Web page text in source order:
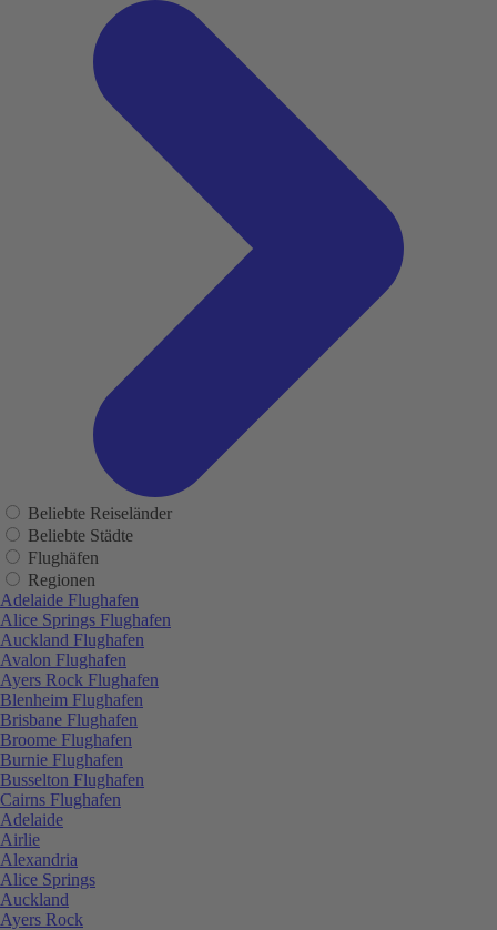
Beliebte Reiseländer
Beliebte Städte
Flughäfen
Regionen
Adelaide Flughafen
Alice Springs Flughafen
Auckland Flughafen
Avalon Flughafen
Ayers Rock Flughafen
Blenheim Flughafen
Brisbane Flughafen
Broome Flughafen
Burnie Flughafen
Busselton Flughafen
Cairns Flughafen
Adelaide
Airlie
Alexandria
Alice Springs
Auckland
Ayers Rock